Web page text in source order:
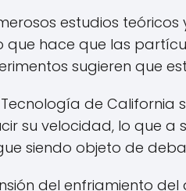
estudios
que hace que las
sugieren que
Tecnología de
su velocidad, lo que
siendo objeto de
del enfriamiento